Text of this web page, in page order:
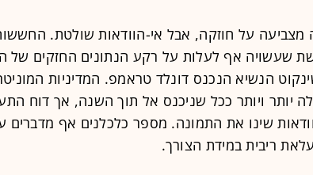
על חוזקה, אבל אי-הוודאות שולטת.
שעשויה אף לעלות על רקע הנתונים החזקים של
הנשיא הנכנס דונלד טראמפ. המדיניות
יותר ויותר ככל שניכנס אל תוך השנה, אך דוח
שינו את התמונה. מספר כלכלנים אף מדברים
ריבית במידת הצורך.